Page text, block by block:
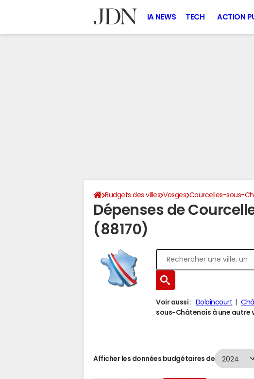
IA NEWS TECH ACTION
Budgets des villes Vosges Courcelles-sous-
Dépenses de
(88170)
Voir aussi : Dolaincourt
sous-Châtenois à une autre
Afficher les données budgétaires de